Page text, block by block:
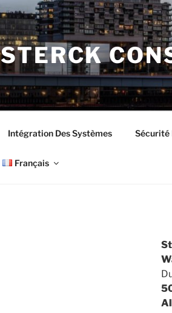
STERCK
Intégration Des Systèmes Sécurité
Français